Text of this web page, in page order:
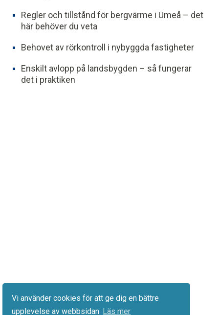
Vi använder cookies för att ge dig en bättre
upplevelse av webbsidan Läs mer
Regler och tillstånd för bergvärme i Umeå – det
här behöver du veta
Behovet av rörkontroll i nybyggda fastigheter
Enskilt avlopp på landsbygden – så fungerar
det i praktiken